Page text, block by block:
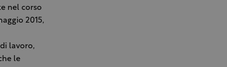
nel corso
2015,
lavoro,
le